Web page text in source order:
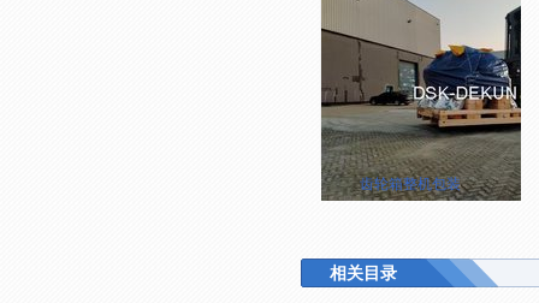
齿轮箱整机包装
相关目录